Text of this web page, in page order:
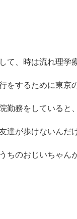
て、時は流れ理学
をするために東京
勤務をしていると
達が歩けないんだ
うちのおじいちゃん